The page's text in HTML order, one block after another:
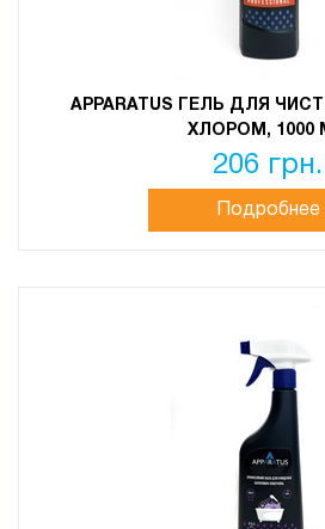
APPARATUS ГЕЛЬ ДЛЯ
ХЛОРОМ, 1000
206 грн.
Подробнее